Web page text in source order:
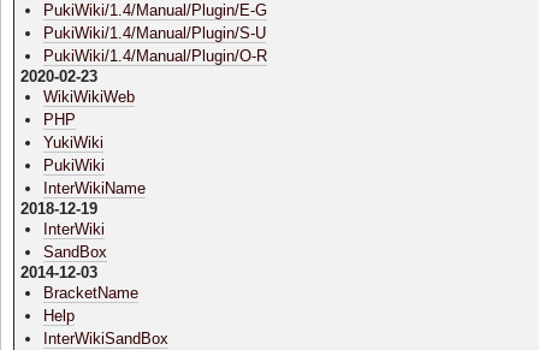
PukiWiki/1.4/Manual/Plugin/E-G
PukiWiki/1.4/Manual/Plugin/S-U
PukiWiki/1.4/Manual/Plugin/O-R
2020-02-23
WikiWikiWeb
PHP
YukiWiki
PukiWiki
InterWikiName
2018-12-19
InterWiki
SandBox
2014-12-03
BracketName
Help
InterWikiSandBox